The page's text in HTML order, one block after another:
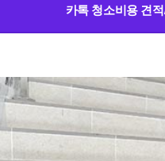
카톡 청소비용 견